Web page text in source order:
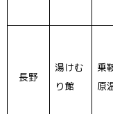
長野
湯けむ
り館
乗
原